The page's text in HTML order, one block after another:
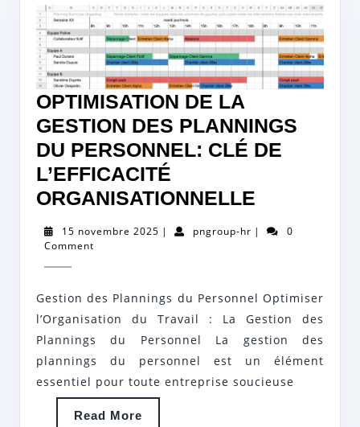
OPTIMISATION DE LA
GESTION DES PLANNINGS
DU PERSONNEL: CLÉ DE
L’EFFICACITÉ
ORGANISATIONNELLE
DE
DES
DU
CLÉ
15 novembre 2025 15| pngroup-hrpngroup-
|
0
Comment
Gestion des Plannings du Personnel Optimiser
l’Organisation du Travail : La Gestion des
Plannings du Personnel La gestion des
plannings du personnel est un élément
essentiel pour toute entreprise soucieuse
Read More